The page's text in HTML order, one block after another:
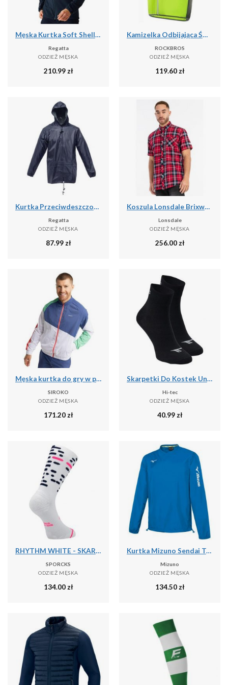
Męska Kurtka Soft Shell Mountdale
Regatta
ODZIEŻ MĘSKA
210.99zł
Kamizelka Odbijająca Światło z Poliestru Kurtka Bezpieczeństwa Nocna
ROCKBROS
ODZIEŻ MĘSKA
119.60zł
Kurtka Przeciwdeszczowa Męska Stormbreak
Regatta
ODZIEŻ MĘSKA
87.99zł
Koszula Lonsdale Brixworth
Lonsdale
ODZIEŻ MĘSKA
256.00zł
Męska kurtka do gry w padla Padel Siroko Backspin Erit
SIROKO
ODZIEŻ MĘSKA
171.20zł
Skarpetki Do Kostek Unisex Dla Dorosłych Chire
Hi-tec
ODZIEŻ MĘSKA
40.99zł
RHYTHM WHITE - SKARPETKI DO BIEGANIA
SPORCKS
ODZIEŻ MĘSKA
134.00zł
Kurtka Mizuno Sendai Trad
Mizuno
ODZIEŻ MĘSKA
134.50zł